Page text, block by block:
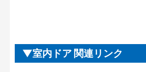
室内ドア 関連リンク